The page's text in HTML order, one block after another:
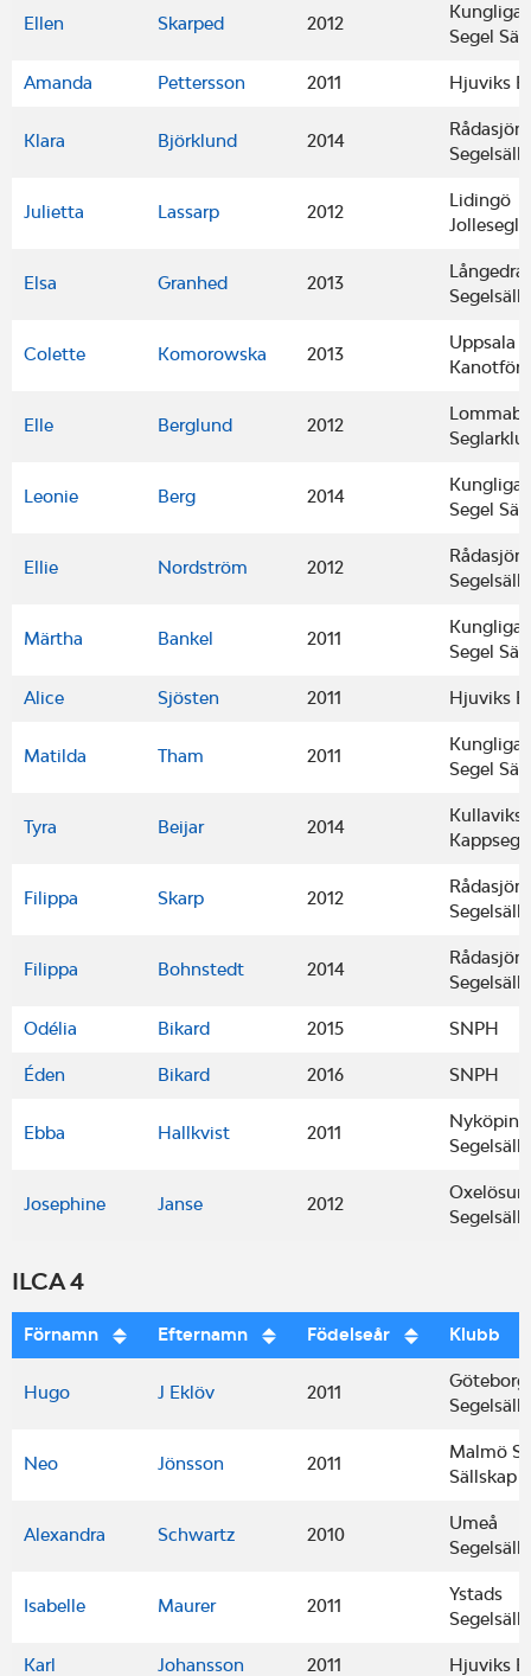
Ellen Skarped 2012
Kungliga
Segel
Amanda Pettersson 2011 Hjuviks
Klara Björklund 2014
Julietta Lassarp 2012
Lidingö
Elsa Granhed 2013
Colette Komorowska 2013
Uppsala
Elle Berglund 2012
Leonie Berg 2014
Kungliga
Segel
Ellie Nordström 2012
Märtha Bankel 2011
Kungliga
Segel
Alice Sjösten 2011 Hjuviks
Matilda Tham 2011
Kungliga
Segel
Tyra Beijar 2014
Kullaviks
Filippa Skarp 2012
Filippa Bohnstedt 2014
Odélia Bikard 2015 SNPH
Éden Bikard 2016 SNPH
Ebba Hallkvist 2011
Josephine Janse 2012
ILCA 4
Förnamn Efternamn Födelseår Klubb
Hugo J Eklöv 2011
Neo Jönsson 2011
Malmö
Sällskap
Alexandra Schwartz 2010
Umeå
Isabelle Maurer 2011
Ystads
Karl Johansson 2011 Hjuviks